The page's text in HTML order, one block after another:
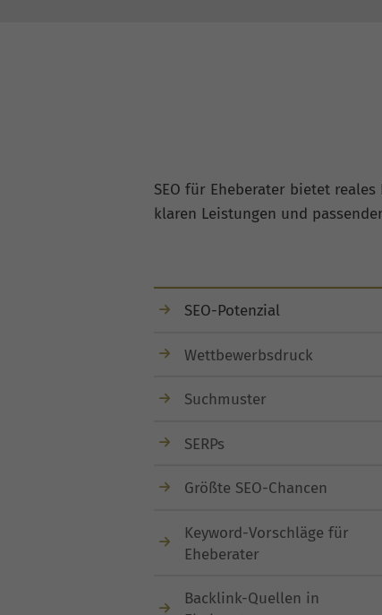
SEO für Eheberater bietet
klaren Leistungen und
SEO-Potenzial
Wettbewerbsdruck
Suchmuster
SERPs
Größte SEO-Chancen
Keyword-Vorschläge für
Eheberater
Backlink-Quellen in